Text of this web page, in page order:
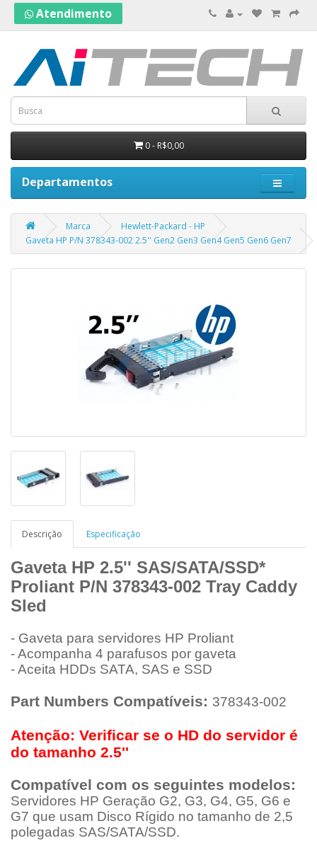
Atendimento
0 - R$0,00
Departamentos
Marca
Hewlett-Packard - HP
Gaveta HP P/N 378343-002 2.5'' Gen2 Gen3 Gen4 Gen5 Gen6 Gen7
Descrição Especificação
Gaveta HP 2.5'' SAS/SATA/SSD*
Proliant P/N 378343-002 Tray Caddy
Sled
- Gaveta para servidores HP Proliant
- Acompanha 4 parafusos por gaveta
- Aceita HDDs SATA, SAS e SSD
Part Numbers Compatíveis: 378343-002
Atenção: Verificar se o HD do servidor é
do tamanho 2.5''
Compatível com os seguintes modelos:
Servidores HP Geração G2, G3, G4, G5, G6 e
G7 que usam Disco Rígido no tamanho de 2,5
polegadas SAS/SATA/SSD.